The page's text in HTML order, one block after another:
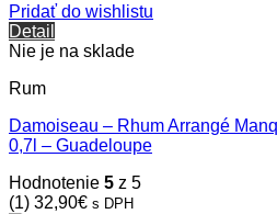
Pridať do wishlistu
Detail
Nie je na sklade
Rum
Damoiseau – Rhum Arrangé
0,7l – Guadeloupe
Hodnotenie 5 z 5
(1) 32,90€ s DPH